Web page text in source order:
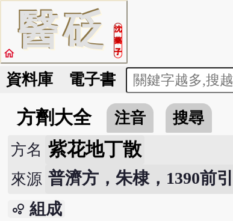
醫砭
沈
藥
子
home
資料庫 電子書
方劑大全 注音 搜尋
方名 紫花地丁散
來源 普濟方，朱棣，1390前
bubble_chart 組成